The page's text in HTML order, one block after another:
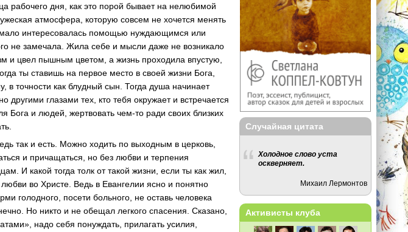
рабочего дня, как это порой бывает на нелюбимой
атмосфера, которую совсем не хочется менять
интересовалась помощью нуждающимся или
не замечала. Жила себе и мысли даже не возникало
и цвел пышным цветом, а жизнь проходила впустую,
ты ставишь на первое место в своей жизни Бога,
точности как блудный сын. Тогда душа начинает
глазами тех, кто тебя окружает и встречается
Бога и людей, жертвовать чем-то ради своих близких
так и есть. Можно ходить по выходным в церковь,
и причащаться, но без любви и терпения
И какой тогда толк от такой жизни, если ты как жил,
во Христе. Ведь в Евангелии ясно и понятно
голодного, посети больного, не оставь человека
Но никто и не обещал легкого спасения. Сказано,
надо себя понуждать, прилагать усилия,
Случайная цитата
Холодное слово уста
оскверняет.
Михаил Лермонтов
Активисты клуба